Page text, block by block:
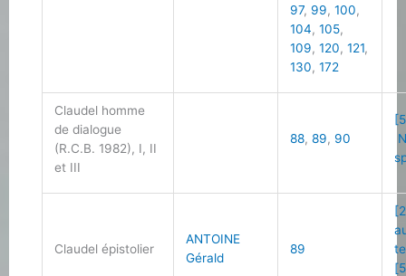
97, 99,100,
104,105,
109,120,121,
130,172
Claudel homme
de dialogue
(R.C.B. 1982), I, II
et III
88,89, 90
Claudel épistolier
ANTOINE
Gérald
89